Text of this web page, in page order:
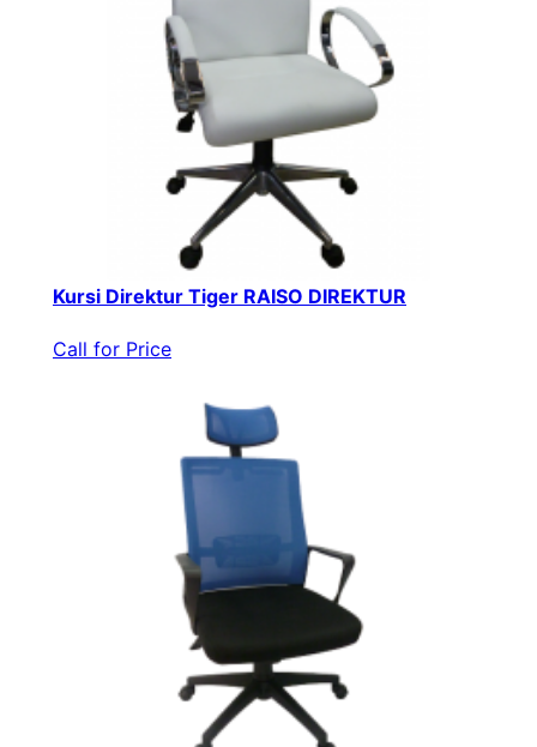
Kursi Direktur Tiger RAISO DIREKTUR
Call for Price